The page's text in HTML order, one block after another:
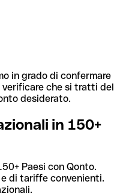
in grado di confermare
che si tratti del
desiderato.
in 150+
Paesi con Qonto.
di tariffe convenienti.